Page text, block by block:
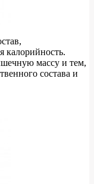
калорийность.
массу и тем,
состава и